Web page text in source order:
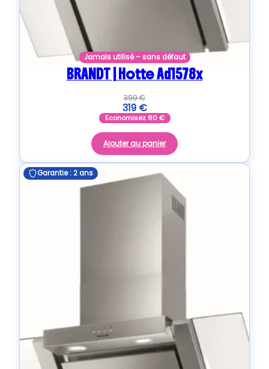
Jamais utilisé – sans défaut
BRANDT | Hotte Ad1578x
399€
319 €
Economisez 80€
Ajouter au panier
Garantie : 2 ans